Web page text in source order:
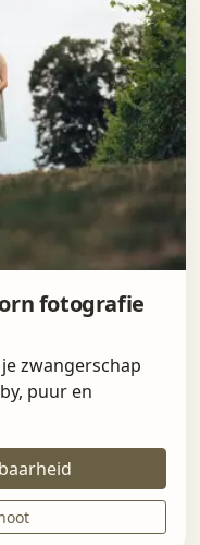
fotografie
zwangerschap
puur en